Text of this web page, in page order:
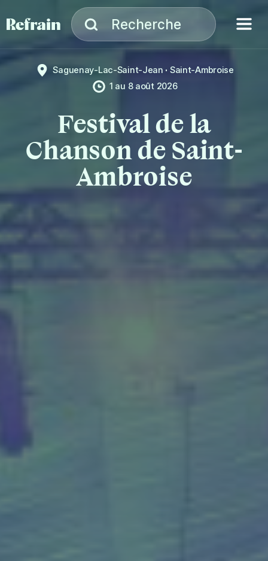
Recherche
Saguenay-Lac-Saint-Jean
Saint-Ambroise
1 au 8 août 2026
Festival de la
Chanson de Saint-
Ambroise